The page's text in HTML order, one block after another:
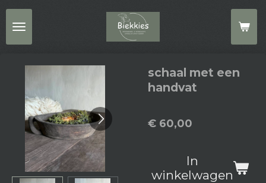
Ga
direct
naar
schaal met een
handvat
€ 60,00
In
winkelwagen